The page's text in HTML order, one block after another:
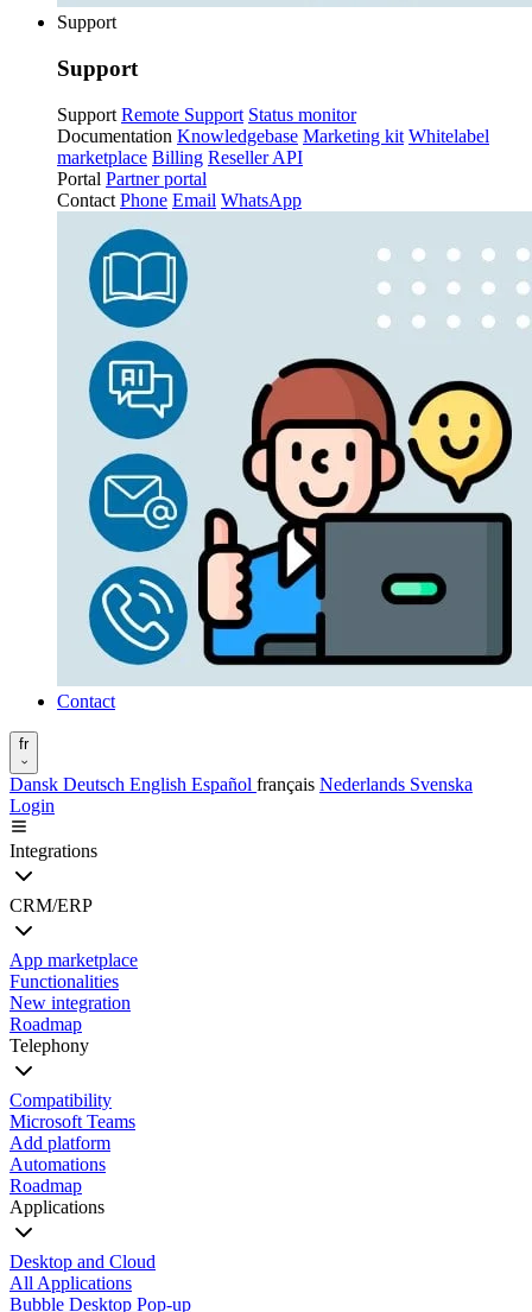
Support
Support
Support Remote Support Status monitor
Documentation Knowledgebase Marketing kit Whitelabel
marketplace Billing Reseller API
Portal Partner portal
Contact Phone Email WhatsApp
Contact
fr
Dansk Deutsch English Español français Nederlands Svenska
Login
Integrations
CRM/ERP
App marketplace
Functionalities
New integration
Roadmap
Telephony
Compatibility
Microsoft Teams
Add platform
Automations
Roadmap
Applications
Desktop and Cloud
All Applications
Bubble Desktop Pop-up